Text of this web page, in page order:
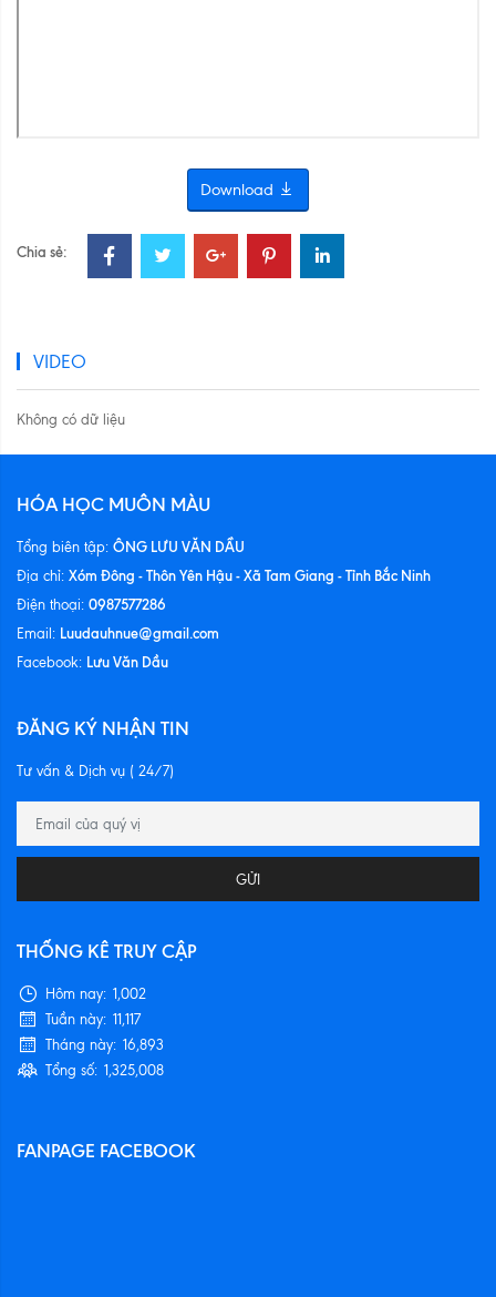
Download
Chia sẻ:
VIDEO
Không có dữ liệu
HÓA HỌC MUÔN MÀU
Tổng biên tập: ÔNG LƯU VĂN DẦU
Địa chỉ: Xóm Đông - Thôn Yên Hậu - Xã Tam Giang - Tỉnh Bắc Ninh
Điện thoại: 0987577286
Email: Luudauhnue@gmail.com
Facebook: Lưu Văn Dầu
ĐĂNG KÝ NHẬN TIN
Tư vấn & Dịch vụ ( 24/7)
GỬI
THỐNG KÊ TRUY CẬP
Hôm nay: 1,002
Tuần này: 11,117
Tháng này: 16,893
Tổng số: 1,325,008
FANPAGE FACEBOOK